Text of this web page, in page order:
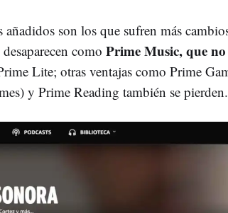
añadidos son los que sufren más
como Prime Music, que no
Lite; otras ventajas como Prime
y Prime Reading también se pierden.